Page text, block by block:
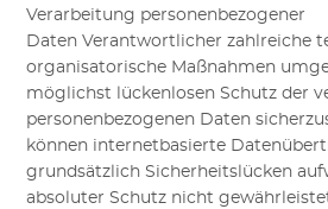
Verarbeitung personenbezogener
DatenVerantwortlicher zahlreiche
organisatorische Maßnahmen
möglichst lückenlosen Schutz der
personenbezogenen Daten
können internetbasierte
grundsätzlich Sicherheitslücken
absoluter Schutz nicht